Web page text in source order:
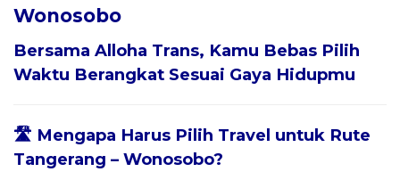
Wonosobo
Bersama Alloha Trans, Kamu Bebas Pilih
Waktu Berangkat Sesuai Gaya Hidupmu
🛣️ Mengapa Harus Pilih Travel untuk Rute
Tangerang – Wonosobo?